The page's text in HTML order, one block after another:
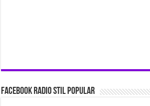
Facebook Radio Stil Popular